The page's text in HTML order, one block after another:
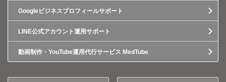
Googleビジネスプロフィールサポート
LINE公式アカウント運用サポート
動画制作・YouTube運用代行サービス MedTube